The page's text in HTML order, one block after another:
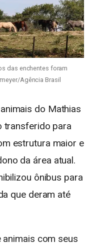
das enchentes foram
Agência Brasil
do Mathias
transferido para
estrutura maior e
da área atual.
ônibus para
que deram até
com seus